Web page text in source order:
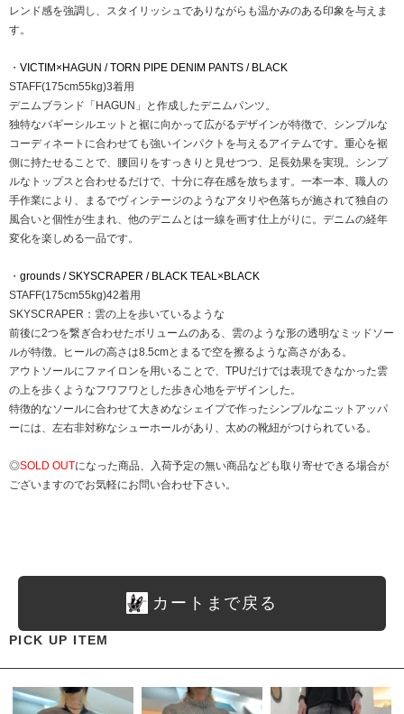
レンド感を強調し、スタイリッシュでありながらも温かみのある印象を与えま
す。
・ VICTIM×HAGUN / TORN PIPE DENIM PANTS / BLACK
STAFF(175cm55kg)3着用
デニムブランド「HAGUN」と作成したデニムパンツ。
独特なバギーシルエットと裾に向かって広がるデザインが特徴で、シンプルな
コーディネートに合わせても強いインパクトを与えるアイテムです。重心を裾
側に持たせることで、腰回りをすっきりと見せつつ、足長効果を実現。シンプ
ルなトップスと合わせるだけで、十分に存在感を放ちます。一本一本、職人の
手作業により、まるでヴィンテージのようなアタリや色落ちが施されて独自の
風合いと個性が生まれ、他のデニムとは一線を画す仕上がりに。デニムの経年
変化を楽しめる一品です。
・ grounds / SKYSCRAPER / BLACK TEAL×BLACK
STAFF(175cm55kg)42着用
SKYSCRAPER：雲の上を歩いているような
前後に2つを繋ぎ合わせたボリュームのある、雲のような形の透明なミッドソー
ルが特徴。ヒールの高さは8.5cmとまるで空を擦るような高さがある。
アウトソールにファイロンを用いることで、TPUだけでは表現できなかった雲
の上を歩くようなフワフワとした歩き心地をデザインした。
特徴的なソールに合わせて大きめなシェイプで作ったシンプルなニットアッパ
ーには、左右非対称なシューホールがあり、太めの靴紐がつけられている。
◎SOLD OUTになった商品、入荷予定の無い商品なども取り寄せできる場合が
ございますのでお気軽にお問い合わせ下さい。
カートまで戻る
PICK UP ITEM